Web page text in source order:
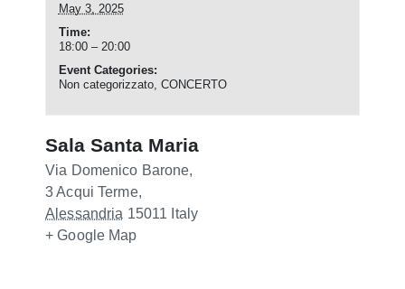
May 3, 2025
Time:
18:00 – 20:00
Event Categories:
Non categorizzato, CONCERTO
Sala Santa Maria
Via Domenico Barone,
3Acqui Terme,
Alessandria 15011 Italy
+ Google Map